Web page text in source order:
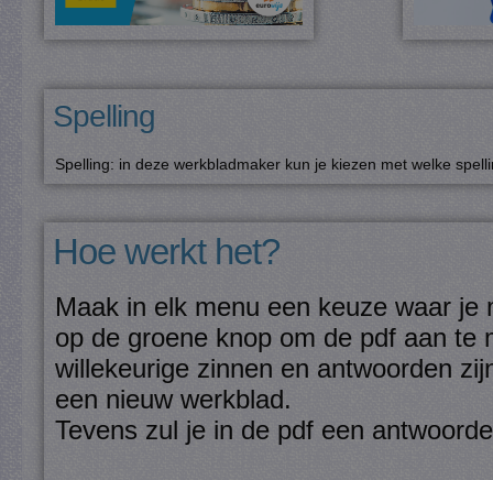
Spelling
Spelling: in deze werkbladmaker kun je kiezen met welke
Hoe werkt het?
Maak in elk menu een keuze waar je
op de groene knop om de pdf aan te
willekeurige zinnen en antwoorden
een nieuw werkblad.
Tevens zul je in de pdf een